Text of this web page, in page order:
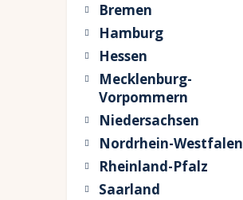
Bremen
Hamburg
Hessen
Mecklenburg-
Vorpommern
Niedersachsen
Nordrhein-Westfalen
Rheinland-Pfalz
Saarland